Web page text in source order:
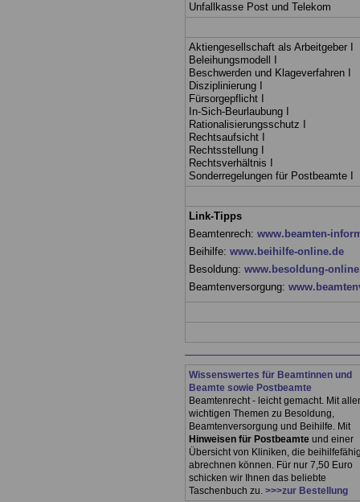
Unfallkasse Post und Telekom
Aktiengesellschaft als Arbeitgeber I
Beleihungsmodell I
Beschwerden und Klageverfahren I
Disziplinierung I
Fürsorgepflicht I
In-Sich-Beurlaubung I
Rationalisierungsschutz I
Rechtsaufsicht I
Rechtsstellung I
Rechtsverhältnis I
Sonderregelungen für Postbeamte I
Link-Tipps
Beamtenrech: www.beamten-
Beihilfe: www.beihilfe-online.de
Besoldung: www.besoldung-
Beamtenversorgung:
Wissenswertes für Beamtinnen und
Beamte sowie Postbeamte
Beamtenrecht - leicht gemacht. Mit
wichtigen Themen zu Besoldung,
Beamtenversorgung und Beihilfe. Mit
Hinweisen für Postbeamte und einer
Übersicht von Kliniken, die
abrechnen können. Für nur 7,50 Euro
schicken wir Ihnen das beliebte
Taschenbuch zu. >>>zur Bestellung